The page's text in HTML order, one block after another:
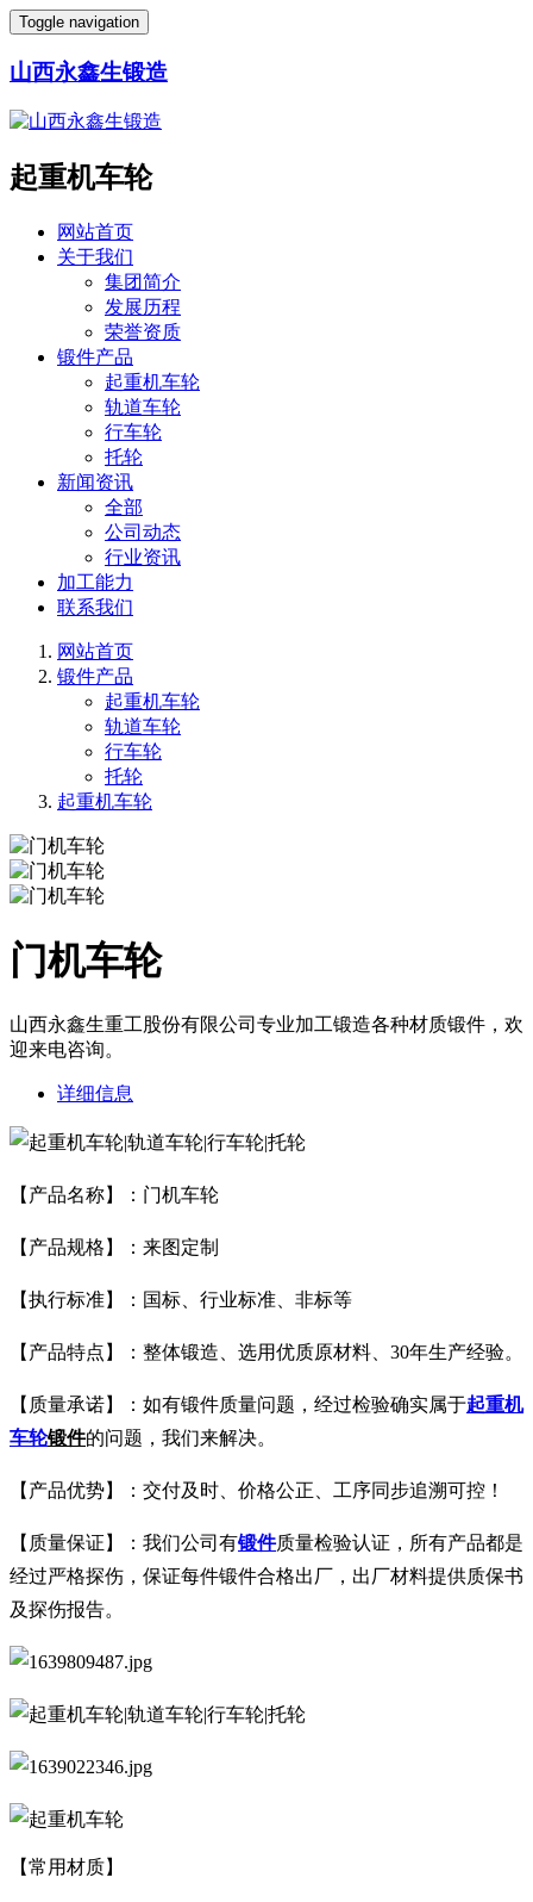
Toggle navigation
山西永鑫生锻造
起重机车轮
网站首页
关于我们
集团简介
发展历程
荣誉资质
锻件产品
起重机车轮
轨道车轮
行车轮
托轮
新闻资讯
全部
公司动态
行业资讯
加工能力
联系我们
网站首页
锻件产品
起重机车轮
轨道车轮
行车轮
托轮
起重机车轮
门机车轮
山西永鑫生重工股份有限公司专业加工锻造各种材质锻件，欢
迎来电咨询。
详细信息
【产品名称】：门机车轮
【产品规格】：来图定制
【执行标准】：国标、行业标准、非标等
【产品特点】：整体锻造、选用优质原材料、30年生产经验。
【质量承诺】：如有锻件质量问题，经过检验确实属于起重机
车轮锻件的问题，我们来解决。
【产品优势】：交付及时、价格公正、工序同步追溯可控！
【质量保证】：我们公司有锻件质量检验认证，所有产品都是
经过严格探伤，保证每件锻件合格出厂，出厂材料提供质保书
及探伤报告。
【常用材质】